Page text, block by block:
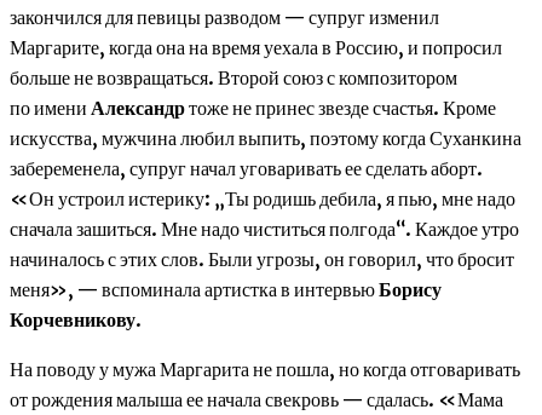
закончился для певицы разводом — супруг изменил
Маргарите, когда она на время уехала в Россию, и попросил
больше не возвращаться. Второй союз с композитором
по имени Александртоже не принес звезде счастья. Кроме
искусства, мужчина любил выпить, поэтому когда Суханкина
забеременела, супруг начал уговаривать ее сделать аборт.
«Он устроил истерику: „Ты родишь дебила, я пью, мне надо
сначала зашиться. Мне надо чиститься полгода“. Каждое утро
начиналось с этих слов. Были угрозы, он говорил, что бросит
меня», — вспоминала артистка в интервьюБорису
Корчевникову.
На поводу у мужа Маргарита не пошла, но когда отговаривать
от рождения малыша ее начала свекровь — сдалась. «Мама